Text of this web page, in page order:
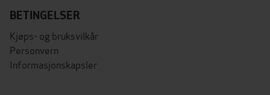
BETINGELSER
Kjøps- og bruksvilkår
Personvern
Informasjonskapsler